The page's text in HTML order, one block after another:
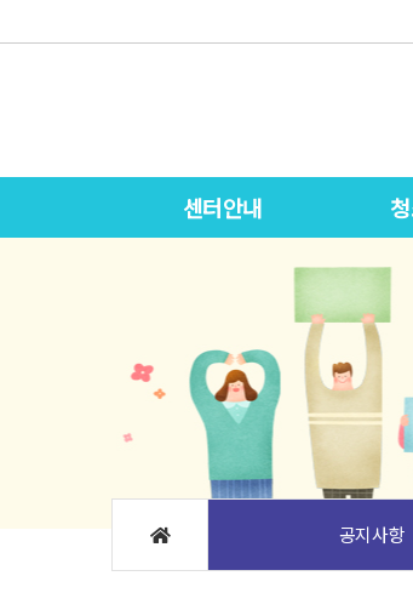
센터안내
공지사항